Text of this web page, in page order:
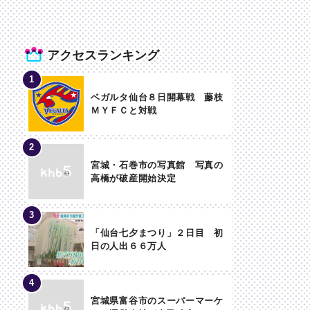
アクセスランキング
ベガルタ仙台８日開幕戦 藤枝
ＭＹＦＣと対戦
宮城・石巻市の写真館 写真の
高橋が破産開始決定
「仙台七夕まつり」２日目 初
日の人出６６万人
宮城県富谷市のスーパーマーケ